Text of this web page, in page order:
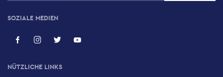
SOZIALE MEDIEN
NÜTZLICHE LINKS